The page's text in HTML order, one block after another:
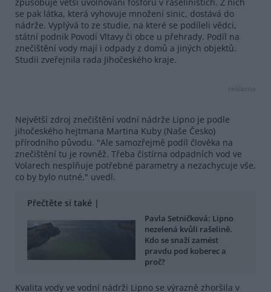
se pak látka, která vyhovuje množení sinic, dostává do
nádrže. Vyplývá to ze studie, na které se podíleli vědci,
státní podnik Povodí Vltavy či obce u přehrady. Podíl na
znečištění vody mají i odpady z domů a jiných objektů.
Studii zveřejnila rada Jihočeského kraje.
reklama
Největší zdroj znečištění vodní nádrže Lipno je podle
jihočeského hejtmana Martina Kuby (Naše Česko)
přírodního původu. "Ale samozřejmě podíl člověka na
znečištění tu je rovněž. Třeba čistírna odpadních vod ve
Volarech nesplňuje potřebné parametry a nezachycuje vše,
co by bylo nutné," uvedl.
Přečtěte si také |
Pavla Setničková: Lipno
nezelená kvůli rašelině.
Kdo se snaží zamést
pravdu pod koberec a
proč?
Kvalita vody ve vodní nádrži Lipno se výrazně zhoršila v